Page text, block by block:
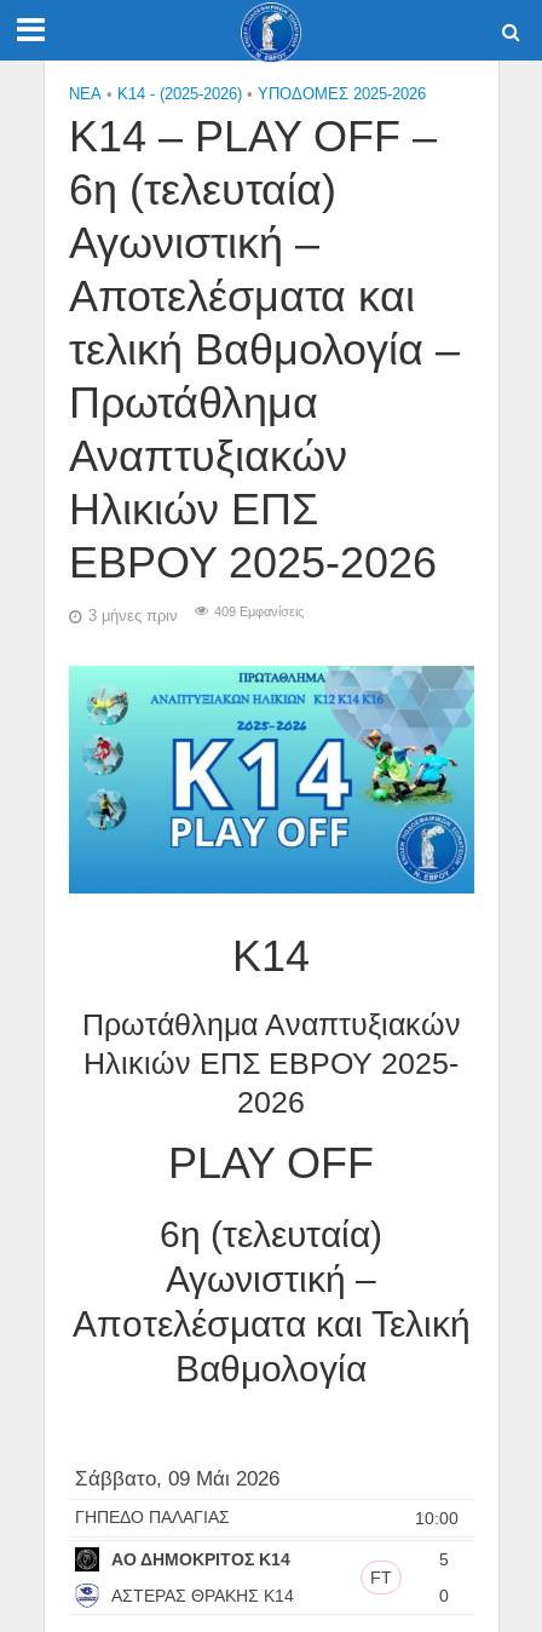
NEA • Κ14 - (2025-2026) • ΥΠΟΔΟΜΕΣ 2025-2026
Κ14 – PLAY OFF –
6η (τελευταία)
Αγωνιστική –
Αποτελέσματα και
τελική Βαθμολογία –
Πρωτάθλημα
Αναπτυξιακών
Ηλικιών ΕΠΣ
ΕΒΡΟΥ 2025-2026
3 μήνες πριν 409 Εμφανίσεις
Κ14
Πρωτάθλημα Αναπτυξιακών
Ηλικιών ΕΠΣ ΕΒΡΟΥ 2025-
2026
PLAY OFF
6η (τελευταία)
Αγωνιστική –
Αποτελέσματα και Τελική
Βαθμολογία
Σάββατο, 09 Μάι 2026
10:00
ΓΗΠΕΔΟ ΠΑΛΑΓΙΑΣ
ΑΟ ΔΗΜΟΚΡΙΤΟΣ Κ14
5
FT
ΑΣΤΕΡΑΣ ΘΡΑΚΗΣ Κ14
0